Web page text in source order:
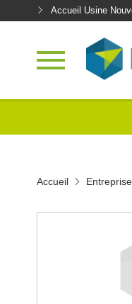
Accueil Usine
Accueil